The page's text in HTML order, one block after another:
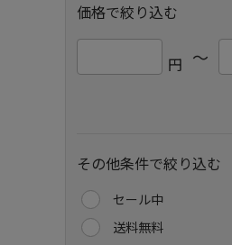
価格で絞り込む
円 ～
その他条件で絞り込む
セール中
送料無料